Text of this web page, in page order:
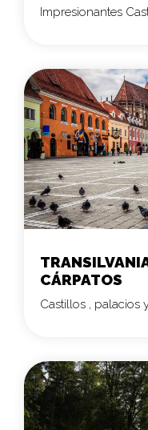
Impresionantes
CÁRPATOS
Castillos , palacios